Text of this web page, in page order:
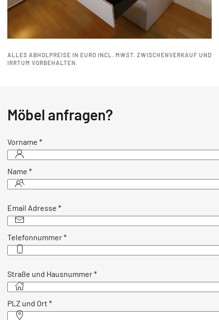
ALLES ABHOLPREISE IN EURO INCL. MWST. ZWISCHENVERKAUF UND
IRRTUM VORBEHALTEN.
Möbel anfragen?
Vorname *
Name *
Email Adresse *
Telefonnummer*
Straße und Hausnummer*
PLZ und Ort *